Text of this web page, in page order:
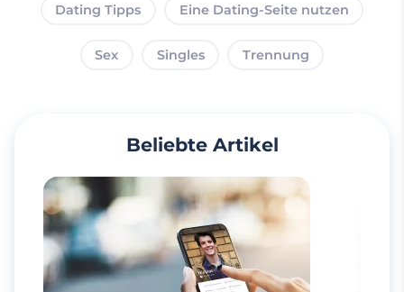
Dating Tipps Eine Dating-Seite nutzen
Sex Singles Trennung
Beliebte Artikel